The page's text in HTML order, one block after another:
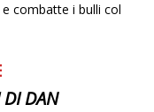
combatte i bulli col
DI DAN